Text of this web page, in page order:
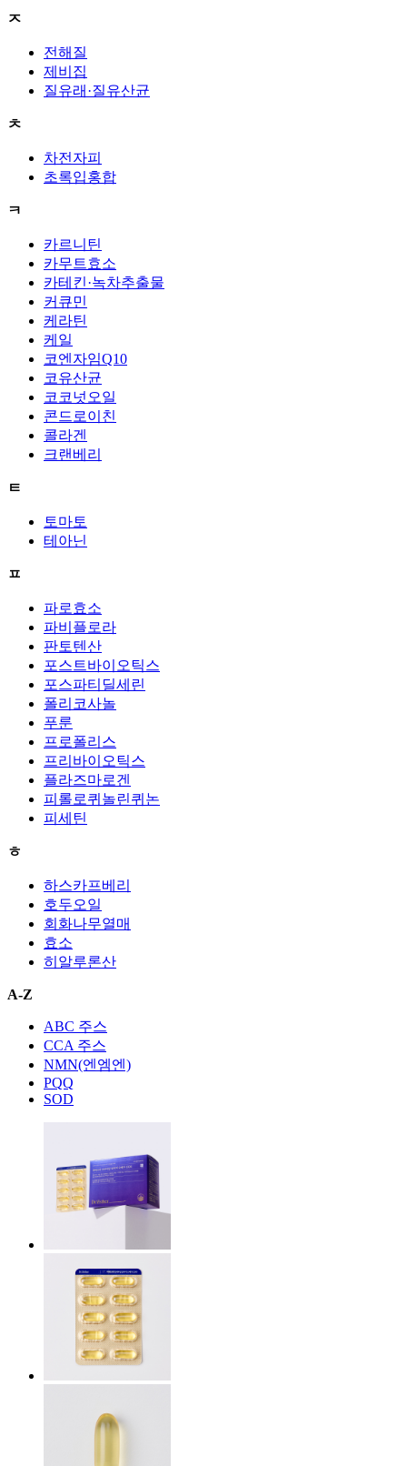
ㅈ
전해질
제비집
질유래·질유산균
ㅊ
차전자피
초록입홍합
ㅋ
카르니틴
카무트효소
카테킨·녹차추출물
커큐민
케라틴
케일
코엔자임Q10
코유산균
코코넛오일
콘드로이친
콜라겐
크랜베리
ㅌ
토마토
테아닌
ㅍ
파로효소
파비플로라
판토텐산
포스트바이오틱스
포스파티딜세린
폴리코사놀
푸룬
프로폴리스
프리바이오틱스
플라즈마로겐
피롤로퀴놀린퀴논
피세틴
ㅎ
하스카프베리
호두오일
회화나무열매
효소
히알루론산
A-Z
ABC 주스
CCA 주스
NMN(엔엠엔)
PQQ
SOD